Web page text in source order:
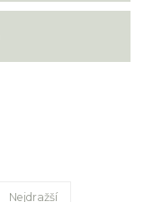
Nejdražší